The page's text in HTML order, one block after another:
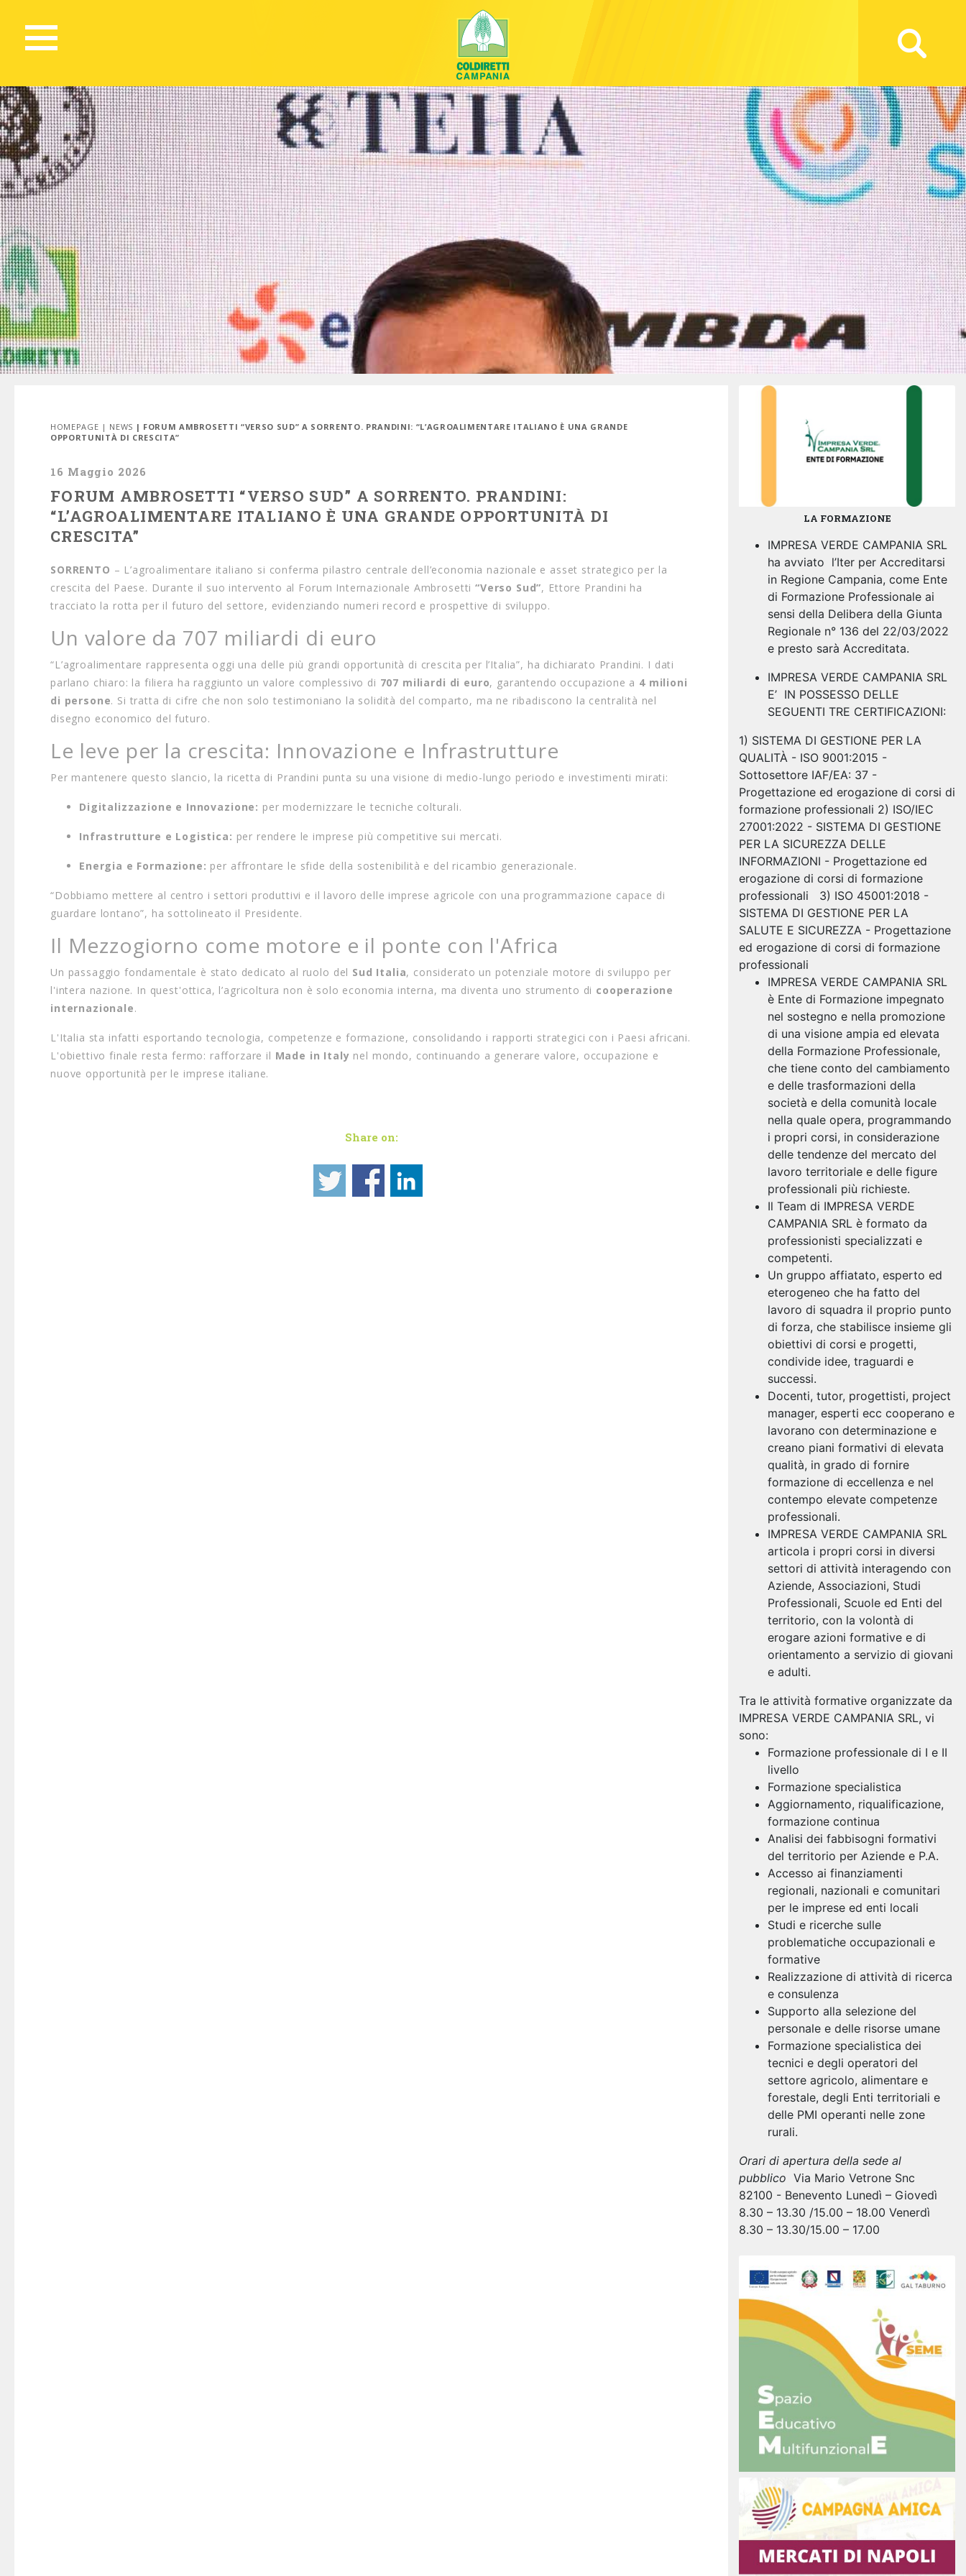
HOMEPAGE | NEWS | FORUM AMBROSETTI “VERSO SUD” A SORRENTO. PRANDINI: “L’AGROALIMENTARE ITALIANO È UNA GRANDE
OPPORTUNITÀ DI CRESCITA”
16 Maggio 2026
FORUM AMBROSETTI “VERSO SUD” A SORRENTO. PRANDINI:
“L’AGROALIMENTARE ITALIANO È UNA GRANDE OPPORTUNITÀ DI
CRESCITA”
SORRENTO – L’agroalimentare italiano si conferma pilastro centrale dell’economia nazionale e asset strategico per la
crescita del Paese. Durante il suo intervento al Forum Internazionale Ambrosetti“Verso Sud”, Ettore Prandini ha
tracciato la rotta per il futuro del settore, evidenziando numeri record e prospettive di sviluppo.
Un valore da 707 miliardi di euro
“L’agroalimentare rappresenta oggi una delle più grandi opportunità di crescita per l’Italia”, ha dichiarato Prandini. I dati
parlano chiaro: la filiera ha raggiunto un valore complessivo di 707 miliardi di euro, garantendo occupazione a 4 milioni
di persone. Si tratta di cifre che non solo testimoniano la solidità del comparto, ma ne ribadiscono la centralità nel
disegno economico del futuro.
Le leve per la crescita: Innovazione e Infrastrutture
Per mantenere questo slancio, la ricetta di Prandini punta su una visione di medio-lungo periodo e investimenti mirati:
Digitalizzazione e Innovazione: per modernizzare le tecniche colturali.
Infrastrutture e Logistica: per rendere le imprese più competitive sui mercati.
Energia e Formazione: per affrontare le sfide della sostenibilità e del ricambio generazionale.
“Dobbiamo mettere al centro i settori produttivi e il lavoro delle imprese agricole con una programmazione capace di
guardare lontano”, ha sottolineato il Presidente.
Il Mezzogiorno come motore e il ponte con l'Africa
Un passaggio fondamentale è stato dedicato al ruolo del Sud Italia, considerato un potenziale motore di sviluppo per
l'intera nazione. In quest'ottica, l’agricoltura non è solo economia interna, ma diventa uno strumento di cooperazione
internazionale.
L'Italia sta infatti esportando tecnologia, competenze e formazione, consolidando i rapporti strategici con i Paesi africani.
L'obiettivo finale resta fermo: rafforzare il Made in Italy nel mondo, continuando a generare valore, occupazione e
nuove opportunità per le imprese italiane.
Share on:
LA FORMAZIONE
IMPRESA VERDE CAMPANIA SRL
ha avviato l’Iter per Accreditarsi
in Regione Campania, come Ente
di Formazione Professionale ai
sensi della Delibera della Giunta
Regionale n° 136 del 22/03/2022
e presto sarà Accreditata.
IMPRESA VERDE CAMPANIA SRL
E’ IN POSSESSO DELLE
SEGUENTI TRE CERTIFICAZIONI:
1) SISTEMA DI GESTIONE PER LA
QUALITÀ - ISO 9001:2015 -
Sottosettore IAF/EA: 37 -
Progettazione ed erogazione di corsi di
formazione professionali 2) ISO/IEC
27001:2022 - SISTEMA DI GESTIONE
PER LA SICUREZZA DELLE
INFORMAZIONI - Progettazione ed
erogazione di corsi di formazione
professionali 3) ISO 45001:2018 -
SISTEMA DI GESTIONE PER LA
SALUTE E SICUREZZA - Progettazione
ed erogazione di corsi di formazione
professionali
IMPRESA VERDE CAMPANIA SRL
è Ente di Formazione impegnato
nel sostegno e nella promozione
di una visione ampia ed elevata
della Formazione Professionale,
che tiene conto del cambiamento
e delle trasformazioni della
società e della comunità locale
nella quale opera, programmando
i propri corsi, in considerazione
delle tendenze del mercato del
lavoro territoriale e delle figure
professionali più richieste.
Il Team di IMPRESA VERDE
CAMPANIA SRL è formato da
professionisti specializzati e
competenti.
Un gruppo affiatato, esperto ed
eterogeneo che ha fatto del
lavoro di squadra il proprio punto
di forza, che stabilisce insieme gli
obiettivi di corsi e progetti,
condivide idee, traguardi e
successi.
Docenti, tutor, progettisti, project
manager, esperti ecc cooperano e
lavorano con determinazione e
creano piani formativi di elevata
qualità, in grado di fornire
formazione di eccellenza e nel
contempo elevate competenze
professionali.
IMPRESA VERDE CAMPANIA SRL
articola i propri corsi in diversi
settori di attività interagendo con
Aziende, Associazioni, Studi
Professionali, Scuole ed Enti del
territorio, con la volontà di
erogare azioni formative e di
orientamento a servizio di giovani
e adulti.
Tra le attività formative organizzate da
IMPRESA VERDE CAMPANIA SRL, vi
sono:
Formazione professionale di I e II
livello
Formazione specialistica
Aggiornamento, riqualificazione,
formazione continua
Analisi dei fabbisogni formativi
del territorio per Aziende e P.A.
Accesso ai finanziamenti
regionali, nazionali e comunitari
per le imprese ed enti locali
Studi e ricerche sulle
problematiche occupazionali e
formative
Realizzazione di attività di ricerca
e consulenza
Supporto alla selezione del
personale e delle risorse umane
Formazione specialistica dei
tecnici e degli operatori del
settore agricolo, alimentare e
forestale, degli Enti territoriali e
delle PMI operanti nelle zone
rurali.
Orari di apertura della sede al
pubblico Via Mario Vetrone Snc
82100 - Benevento Lunedì – Giovedì
8.30 – 13.30 /15.00 – 18.00 Venerdì
8.30 – 13.30/15.00 – 17.00